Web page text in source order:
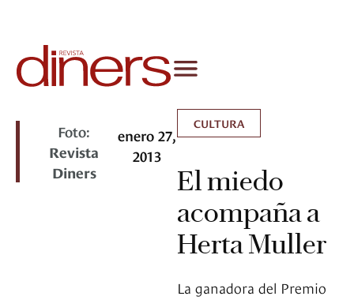
Foto:
Revista
Diners
enero 27,
2013
CULTURA
El miedo
acompaña a
Herta Muller
La ganadora del Premio